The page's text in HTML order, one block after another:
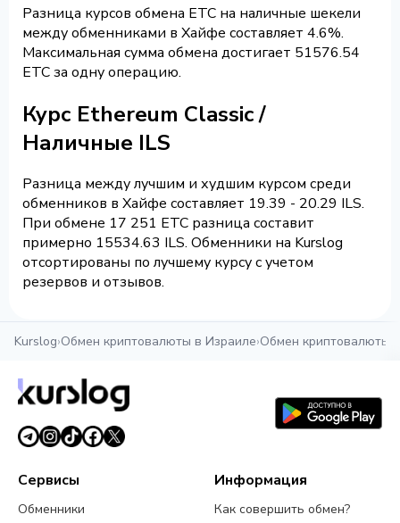
Разница курсов обмена ETC на наличные шекели
между обменниками в Хайфе составляет 4.6%.
Максимальная сумма обмена достигает 51576.54
ETC за одну операцию.
Курс Ethereum Classic /
Наличные ILS
Разница между лучшим и худшим курсом среди
обменников в Хайфе составляет 19.39 - 20.29 ILS.
При обмене 17 251 ETC разница составит
примерно 15534.63 ILS. Обменники на Kurslog
отсортированы по лучшему курсу с учетом
резервов и отзывов.
Kurslog›Обмен криптовалюты в Израиле›Обмен криптовалюты
Сервисы
Обменники
Информация
Как совершить обмен?